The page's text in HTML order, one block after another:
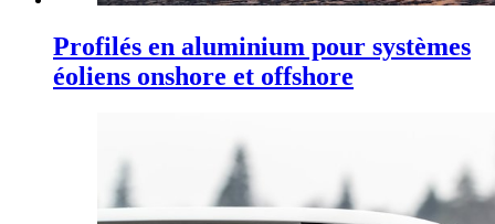
Profilés en aluminium pour systèmes
éoliens onshore et offshore